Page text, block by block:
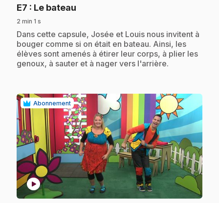
E7 : Le bateau
2 min 1 s
.Dans cette capsule, Josée et Louis nous invitent à
bouger comme si on était en bateau. Ainsi, les
élèves sont amenés à étirer leur corps, à plier les
genoux, à sauter et à nager vers l'arrière.
Abonnement
play_circle